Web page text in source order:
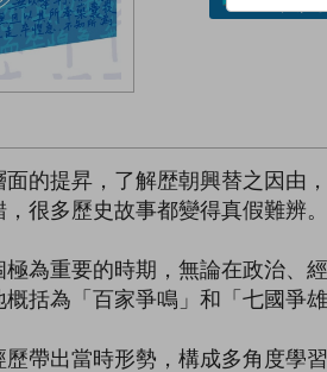
的提昇，了解歴朝興替之因由
很多歷史故事都變得真假難辨。
為重要的時期，無論在政治、
括為「百家爭鳴」和「七國爭雄
帶出當時形勢，構成多角度學